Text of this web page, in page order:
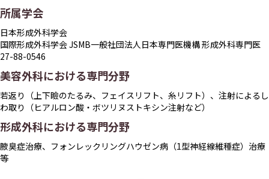
所属学会
日本形成外科学会
国際形成外科学会 JSMB一般社団法人日本専門医機構 形成外科専門医
27-88-0546
美容外科における専門分野
若返り（上下瞼のたるみ、フェイスリフト、糸リフト）、注射によるし
わ取り（ヒアルロン酸・ボツリヌストキシン注射など）
形成外科における専門分野
腋臭症治療、フォンレックリングハウゼン病（1型神経線維種症）治療
等